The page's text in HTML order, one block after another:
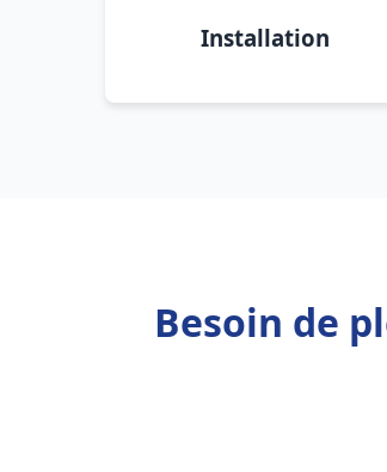
Installation
Besoin de